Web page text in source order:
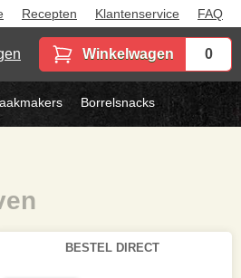
Recepten Klantenservice FAQ
Winkelwagen 0
Borrelsnacks
BESTEL DIRECT